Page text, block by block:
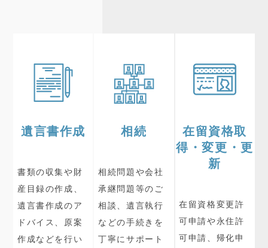
遺言書作成
書類の収集や財
産目録の作成、
遺言書作成のア
ドバイス、原案
作成などを行い
相続
相続問題や会社
承継問題等のご
相談、遺言執行
などの手続きを
丁寧にサポート
在留資格取
得・変更・更
新
在留資格変更許
可申請や永住許
可申請、帰化申